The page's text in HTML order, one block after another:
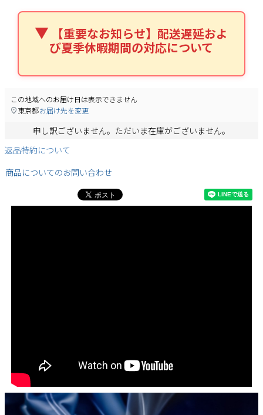
検索
【重要なお知らせ】配送遅延およ
び夏季休暇期間の対応について
この地域へのお届け日は表示できません
東京都お届け先を変更
申し訳ございません。ただいま在庫がございません。
返品特約について
商品についてのお問い合わせ